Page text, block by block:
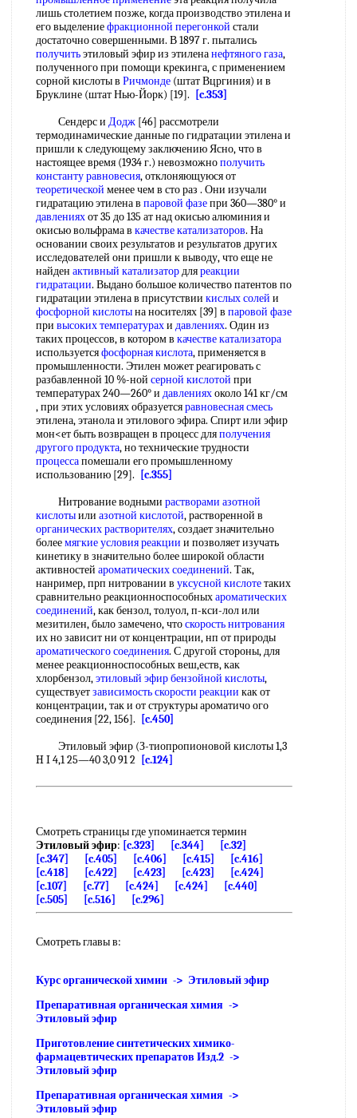
лишь столетием позже, когда производство этилена и
его выделениефракционной перегонкой стали
достаточно совершенными. В 1897 г. пытались
получитьэтиловый эфир из этиленанефтяного газа,
полученного при помощи крекинга, с применением
сорной кислоты в Ричмонде (штат Вцргиния) и в
Бруклине (штат Нью-Йорк) [19].
[c.353]
Сендерс и Додж [46] рассмотрели
термодинамические данные по гидратации этилена и
пришли к следующему заключению Ясно, что в
настоящее время (1934 г.) невозможнополучить
константу равновесия, отклоняющуюся от
теоретической менее чем в сто раз . Они изучали
гидратацию этилена в паровой фазепри 360—380° и
давленияхот 35 до 135 ат над окисью алюминия и
окисью вольфрама в качестве катализаторов. На
основании своих результатов и результатов других
исследователей они пришли к выводу, что еще не
найден активный катализатордляреакции
гидратации. Выдано большое количество патентов по
гидратации этилена в присутствии кислых солей и
фосфорной кислотына носителях [39] в паровой фазе
при высоких температурахи давлениях. Один из
таких процессов, в котором в качестве катализатора
используетсяфосфорная кислота, применяется в
промышленности. Этилен может реагировать с
разбавленной 10 %-ной серной кислотой при
температурах 240—260° и давленияхоколо 141 кг/см
, при этих условиях образуетсяравновесная смесь
этилена, этанола и этилового эфира. Спирт или эфир
мон<ет быть возвращен в процесс дляполучения
другого продукта, но технические трудности
процессапомешали его промышленному
использованию [29].
[c.355]
Нитрование водными растворами азотной
кислотыили азотной кислотой, растворенной в
органических растворителях, создает значительно
болеемягкие условия реакции и позволяет изучать
кинетику в значительно более широкой области
активностей ароматических соединений. Так,
нанример, прп нитровании в уксусной кислотетаких
сравнительно реакционноспособныхароматических
соединений, как бензол, толуол, п-кси-лол или
мезитилен, было замечено, чтоскорость нитрования
их но зависит ни от концентрации, нп от природы
ароматического соединения. С другой стороны, для
менее реакционноспособных веш,еств, как
хлорбензол,этиловый эфир бензойной кислоты,
существуетзависимость скорости реакции как от
концентрации, так и от структуры ароматичо ого
соединения [22, 156].
[c.450]
Этиловый эфир (З-тиопропионовой кислоты 1,3
H I 4,1 25—40 3,0 91 2 [c.124]
Смотреть страницы где упоминается термин
Этиловый эфир: [c.323] [c.344]
[c.32]
[c.347]
[c.405] [c.406] [c.415]
[c.416]
[c.418]
[c.422] [c.423] [c.423]
[c.424]
[c.107]
[c.77] [c.424] [c.424]
[c.440]
[c.505]
[c.516] [c.296]
Смотреть главы в:
Курс органической химии -> Этиловый эфир
Препаративная органическая химия ->
Этиловый эфир
Приготовление синтетических химико-
фармацевтических препаратов Изд.2 ->
Этиловый эфир
Препаративная органическая химия ->
Этиловый эфир